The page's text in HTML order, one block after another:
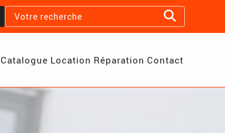
Catalogue Location Réparation Contact